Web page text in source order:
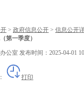
> 政府信息公开 > 信息公开
第一季度）
公室 发布时间：2025-04-01
打印